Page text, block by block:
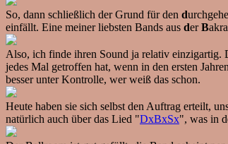
So, dann schließlich der Grund für den d
einfällt. Eine meiner liebsten Bands aus derB
Also, ich finde ihren Sound ja relativ einzigartig.
jedes Mal getroffen hat, wenn in den ersten
besser unter Kontrolle, wer weiß das schon.
Heute haben sie sich selbst den Auftrag erteilt,
natürlich auch über das Lied "DxBxSx", was in